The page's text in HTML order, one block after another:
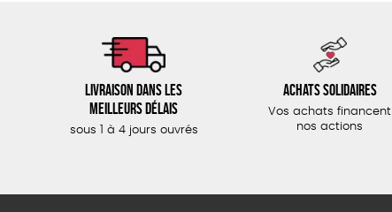
Livraison dans les
meilleurs délais
sous 1 à 4 jours ouvrés
Achats solidaires
Vos achats financent
nos actions